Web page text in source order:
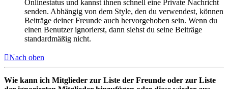
Onlinestatus und kannst ihnen schnell eine Private Nachricht
senden. Abhängig von dem Style, den du verwendest, können
Beiträge deiner Freunde auch hervorgehoben sein. Wenn du
einen Benutzer ignorierst, dann siehst du seine Beiträge
standardmäßig nicht.
Nach oben
Wie kann ich Mitglieder zur Liste der Freunde oder zur Liste